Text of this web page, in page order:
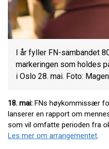
I år fyller FN-sambandet
markeringen som holdes
i Oslo 28. mai. Foto:
18. mai: FNs høykommissær
lanserer en rapport om
som vil omfatte perioden fra
Les mer om arrangementet.